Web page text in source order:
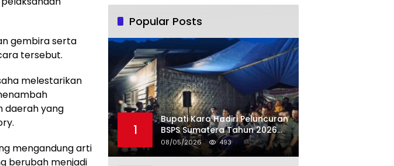
gembira serta
tersebut.
melestarikan
daerah yang
mengandung arti
berubah menjadi
Popular Posts
1
Bupati Karo Hadiri Peluncuran
BSPS Sumatera Tahun 2026
Secarra Daring
08/05/2026 493